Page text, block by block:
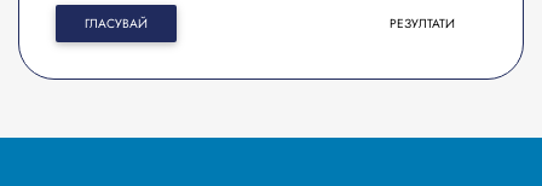
ГЛАСУВАЙ РЕЗУЛТАТИ